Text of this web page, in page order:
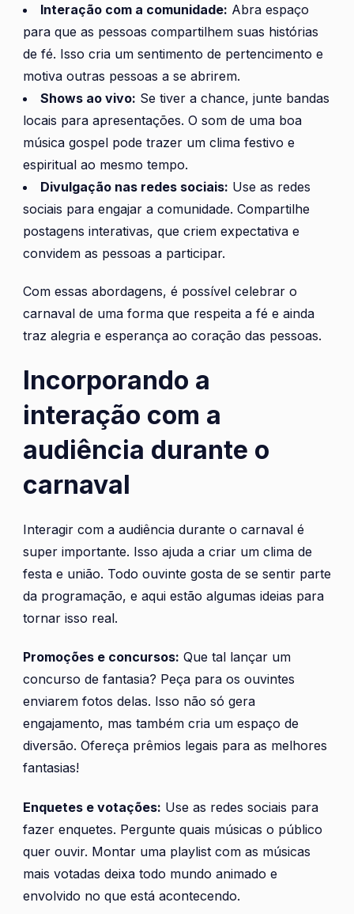
Interação com a comunidade: Abra espaço
para que as pessoas compartilhem suas histórias
de fé. Isso cria um sentimento de pertencimento e
motiva outras pessoas a se abrirem.
Shows ao vivo: Se tiver a chance, junte bandas
locais para apresentações. O som de uma boa
música gospel pode trazer um clima festivo e
espiritual ao mesmo tempo.
Divulgação nas redes sociais: Use as redes
sociais para engajar a comunidade. Compartilhe
postagens interativas, que criem expectativa e
convidem as pessoas a participar.
Com essas abordagens, é possível celebrar o
carnaval de uma forma que respeita a fé e ainda
traz alegria e esperança ao coração das pessoas.
Incorporando a
interação com a
audiência durante o
carnaval
Interagir com a audiência durante o carnaval é
super importante. Isso ajuda a criar um clima de
festa e união. Todo ouvinte gosta de se sentir parte
da programação, e aqui estão algumas ideias para
tornar isso real.
Promoções e concursos: Que tal lançar um
concurso de fantasia? Peça para os ouvintes
enviarem fotos delas. Isso não só gera
engajamento, mas também cria um espaço de
diversão. Ofereça prêmios legais para as melhores
fantasias!
Enquetes e votações: Use as redes sociais para
fazer enquetes. Pergunte quais músicas o público
quer ouvir. Montar uma playlist com as músicas
mais votadas deixa todo mundo animado e
envolvido no que está acontecendo.